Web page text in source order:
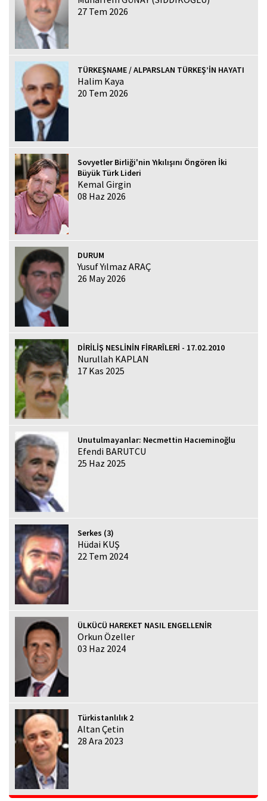
27 Tem 2026
TÜRKEŞNAME / ALPARSLAN TÜRKEŞ’İN HAYATI
Halim Kaya
20 Tem 2026
Sovyetler Birliği'nin Yıkılışını Öngören İki
Büyük Türk Lideri
Kemal Girgin
08 Haz 2026
DURUM
Yusuf Yılmaz ARAÇ
26 May 2026
DİRİLİŞ NESLİNİN FİRARÎLERİ - 17.02.2010
Nurullah KAPLAN
17 Kas 2025
Unutulmayanlar: Necmettin Hacıeminoğlu
Efendi BARUTCU
25 Haz 2025
Serkes (3)
Hüdai KUŞ
22 Tem 2024
ÜLKÜCÜ HAREKET NASIL ENGELLENİR
Orkun Özeller
03 Haz 2024
Türkistanlılık 2
Altan Çetin
28 Ara 2023